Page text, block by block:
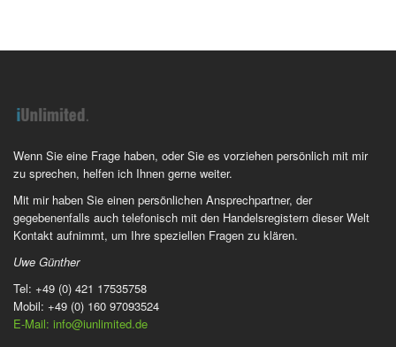
Wenn Sie eine Frage haben, oder Sie es vorziehen persönlich mit mir
zu sprechen, helfen ich Ihnen gerne weiter.
Mit mir haben Sie einen persönlichen Ansprechpartner, der
gegebenenfalls auch telefonisch mit den Handelsregistern dieser Welt
Kontakt aufnimmt, um Ihre speziellen Fragen zu klären.
Uwe Günther
Tel: +49 (0) 421 17535758
Mobil: +49 (0) 160 97093524
E-Mail: info@iunlimited.de